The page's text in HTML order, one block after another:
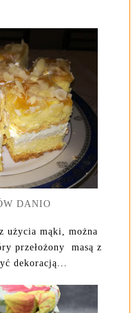
DANIO
mąki, można
przełożony masą z
dekoracją...